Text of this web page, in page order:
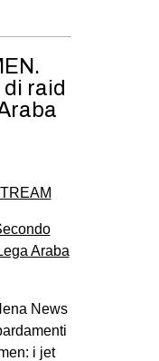
raid
News
i jet